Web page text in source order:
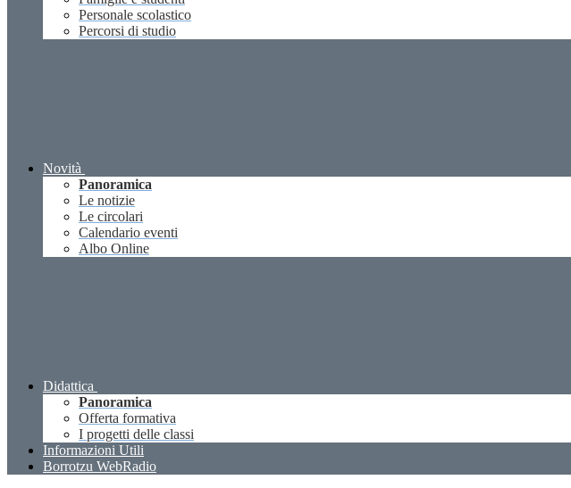
Personale scolastico
Percorsi di studio
Novità
Panoramica
Le notizie
Le circolari
Calendario eventi
Albo Online
Didattica
Panoramica
Offerta formativa
I progetti delle classi
Informazioni Utili
Borrotzu WebRadio